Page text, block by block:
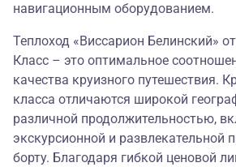
навигационным оборудованием.
Теплоход «Виссарион Белинский»
Класс – это оптимальное
качества круизного путешествия.
класса отличаются широкой
различной продолжительностью,
экскурсионной и развлекательной
борту. Благодаря гибкой ценовой